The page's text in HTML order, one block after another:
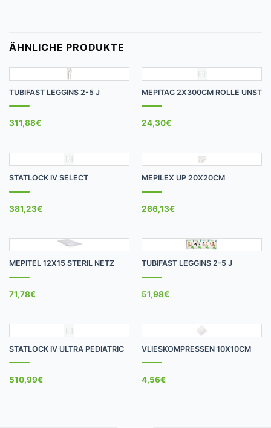
ÄHNLICHE PRODUKTE
TUBIFAST LEGGINS 2-5 J
311,88€
MEPITAC 2X300CM ROLLE UNST
24,30€
STATLOCK IV SELECT
381,23€
MEPILEX UP 20X20CM
266,13€
MEPITEL 12X15 STERIL NETZ
71,78€
TUBIFAST LEGGINS 2-5 J
51,98€
STATLOCK IV ULTRA PEDIATRIC
510,99€
VLIESKOMPRESSEN 10X10CM
4,56€